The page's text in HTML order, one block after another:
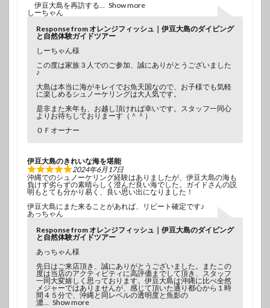
伊豆大島を再訪する
Show more
しーちゃん
Response from オレンジフィッシュ｜伊豆大島のダイビング
と自然体験ガイドツアー
しーちゃん様
この度は家族３人でのご参加、誠にありがとうございました
♪
大島は本当に海がキレイでお魚天国なので、お子様でも気軽
に楽しめるシュノーケリングは大人気です。
是非また来年も、お越し頂ければ幸いです。スタッフ一同心
よりお待ちしておりまーす（＾＾）
ＯＦオーナー
伊豆大島のきれいな海を堪能
2024年6月17日
沖縄でのシュノーケリング経験はありましたが、伊豆大島の海も
負けず劣らずの素晴らしく澄んだ良い海でした。ガイドさんの説
明もとても分かり易く、良い思い出になりました！
伊豆大島にまた来ることがあれば、リピート確定です♪
あっちゃん
Response from オレンジフィッシュ｜伊豆大島のダイビング
と自然体験ガイドツアー
あっちゃん様
先日はご来店頂き、誠にありがとうございました。またこの
度は当店のアクティビティに高評価までして頂き、スタッフ
一同大変嬉しく思っております。伊豆大島は沖縄に比べ全然
メジャーではありませんが、感じて頂いた通り都心から１時
間４５分で、沖縄と同レベルの透明度と魚影の
濃
Show more